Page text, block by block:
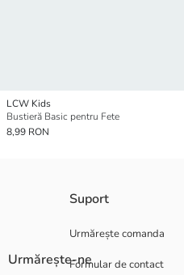
LCW Kids
Bustieră Basic pentru Fete
8,99 RON
Suport
Urmărește comanda
Formular de contact
Urmărește-ne